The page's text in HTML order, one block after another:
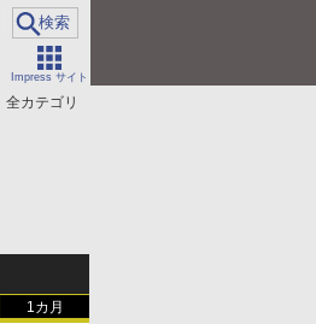
Impress サイト
全カテゴリ
1カ月